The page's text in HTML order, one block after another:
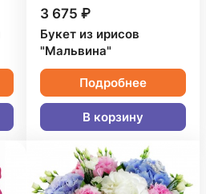
3 675 ₽
Букет из ирисов
"Мальвина"
Подробнее
В корзину